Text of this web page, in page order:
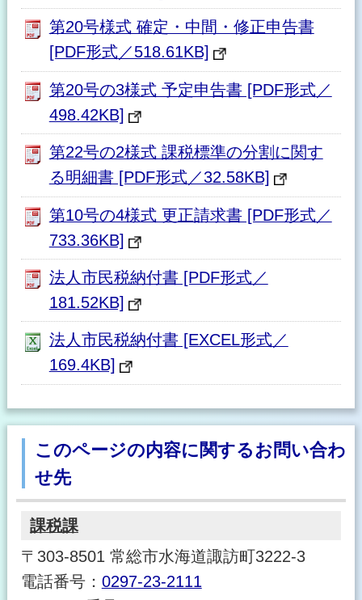
第20号様式 確定・中間・修正申告書
[PDF形式／518.61KB]
第20号の3様式 予定申告書 [PDF形式／
498.42KB]
第22号の2様式 課税標準の分割に関す
る明細書 [PDF形式／32.58KB]
第10号の4様式 更正請求書 [PDF形式／
733.36KB]
法人市民税納付書 [PDF形式／
181.52KB]
法人市民税納付書 [EXCEL形式／
169.4KB]
このページの内容に関するお問い合わ
せ先
課税課
〒303-8501 常総市水海道諏訪町3222-3
電話番号： 0297-23-2111